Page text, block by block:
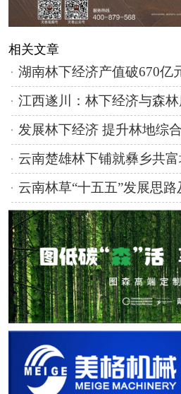
相关文章
江西遂川：林下经济与森
发展林下经济 提升林地综
云南楚雄林下铺就彝乡共